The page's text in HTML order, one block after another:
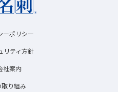
ーポリシー
リティ方針
社案内
取り組み